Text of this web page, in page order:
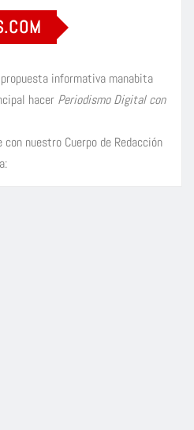
informativa manabita
hacer Periodismo Digital con
nuestro Cuerpo de Redacción